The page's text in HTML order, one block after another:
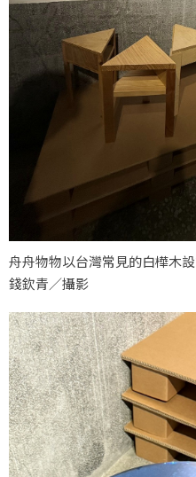
舟舟物物以台灣常見的白樺木
錢欽青／攝影